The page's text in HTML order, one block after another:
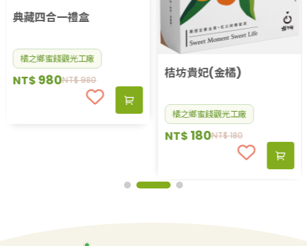
典藏四合一禮盒
橘之鄉蜜餞觀光工廠
NT$980
NT$980 桔坊貴妃(金橘)
橘之鄉蜜餞觀光工廠
NT$180
NT$180